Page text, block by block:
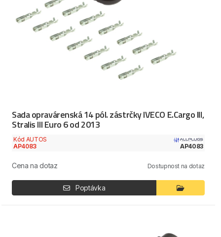
Sada opravárenská 14 pól. zástrčky IVECO E.Cargo III,
Stralis III Euro 6 od 2013
Kód AUTOS
AP4083
AP4083
Cena na dotaz Dostupnost na dotaz
Poptávka